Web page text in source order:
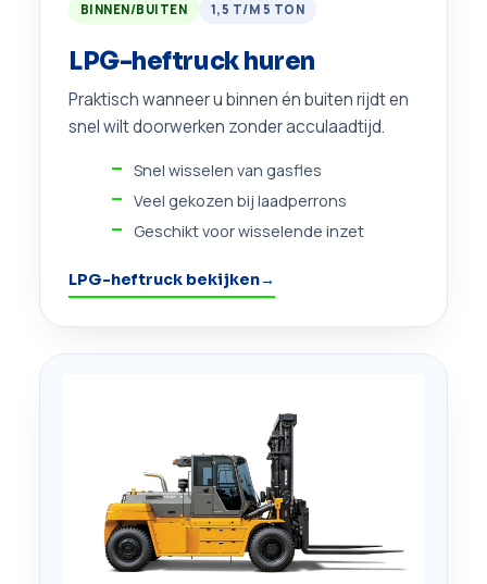
BINNEN/BUITEN 1,5 T/M 5 TON
LPG-heftruck huren
Praktisch wanneer u binnen én buiten rijdt en
snel wilt doorwerken zonder acculaadtijd.
Snel wisselen van gasfles
Veel gekozen bij laadperrons
Geschikt voor wisselende inzet
LPG-heftruck bekijken→